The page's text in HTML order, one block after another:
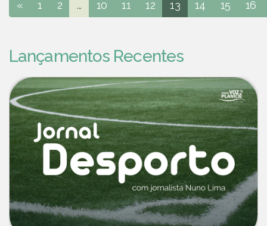
« 1 2 ... 10 11 12 13 14 15 16
Lançamentos Recentes